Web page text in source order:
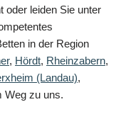
oder leiden Sie unter
in der Region
, Hördt, Rheinzabern,
(Landau),
Weg zu uns.